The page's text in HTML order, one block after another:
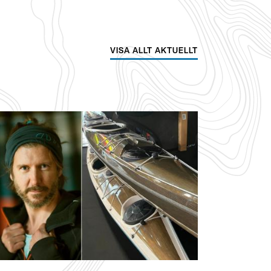
VISA ALLT AKTUELLT